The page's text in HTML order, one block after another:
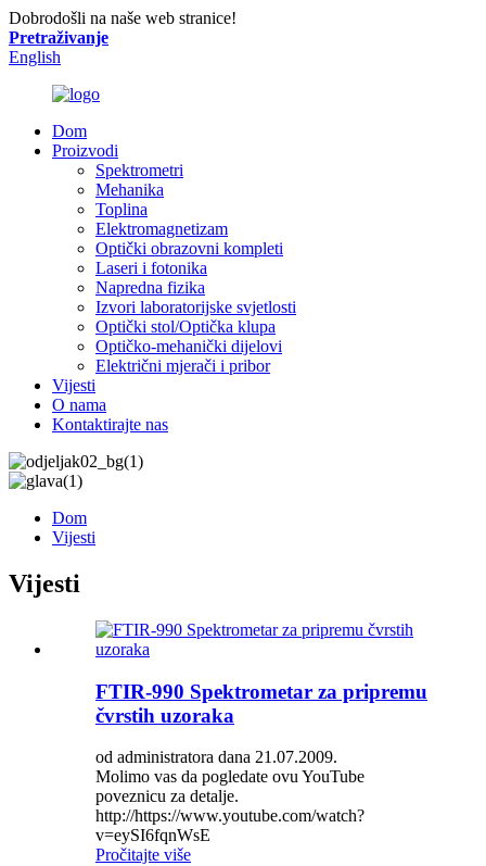
Dobrodošli na naše web stranice!
Pretraživanje
English
Dom
Proizvodi
Spektrometri
Mehanika
Toplina
Elektromagnetizam
Optički obrazovni kompleti
Laseri i fotonika
Napredna fizika
Izvori laboratorijske svjetlosti
Optički stol/Optička klupa
Optičko-mehanički dijelovi
Električni mjerači i pribor
Vijesti
O nama
Kontaktirajte nas
Dom
Vijesti
Vijesti
FTIR-990 Spektrometar za pripremu
čvrstih uzoraka
od administratora dana 21.07.2009.
Molimo vas da pogledate ovu YouTube
poveznicu za detalje.
http://https://www.youtube.com/watch?
v=eySI6fqnWsE
Pročitajte više